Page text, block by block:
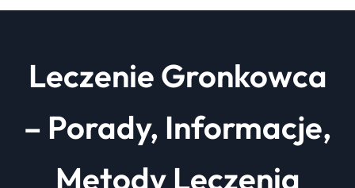
Themeansar.